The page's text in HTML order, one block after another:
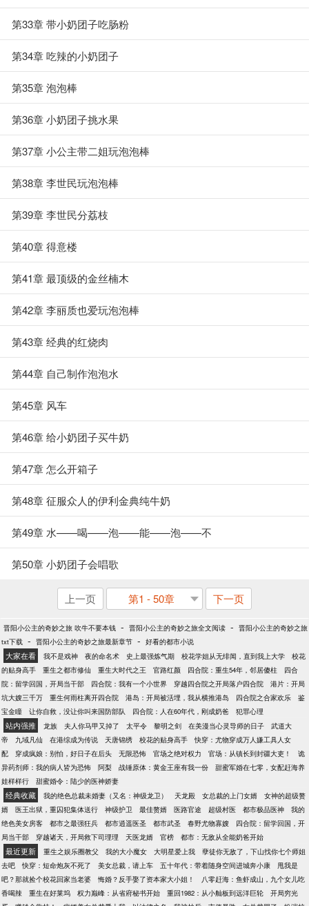
第33章 带小奶团子吃肠粉
第34章 吃辣的小奶团子
第35章 泡泡棒
第36章 小奶团子挑水果
第37章 小公主带二姐玩泡泡棒
第38章 李世民玩泡泡棒
第39章 李世民分荔枝
第40章 得意楼
第41章 最顶级的金丝楠木
第42章 李丽质也爱玩泡泡棒
第43章 经典的红烧肉
第44章 自己制作泡泡水
第45章 风车
第46章 给小奶团子买牛奶
第47章 怎么开箱子
第48章 征服众人的伊利金典纯牛奶
第49章 水——喝——泡——能——泡——不
第50章 小奶团子会唱歌
上一页 第1 - 50章 下一页
晋阳小公主的奇妙之旅 吹牛不要本钱 - 晋阳小公主的奇妙之旅全文阅读 - 晋阳小公主的奇妙之旅
txt下载 - 晋阳小公主的奇妙之旅最新章节 - 好看的都市小说
大家在看 我不是戏神 夜的命名术 史上最强炼气期 校花学姐从无绯闻，直到我上大学
校花
的贴身高手
重生之都市修仙 重生大时代之王 官路红颜 四合院：重生54年，邻居傻柱
四合
院：留学回国，开局当干部
四合院：我有一个小世界 穿越四合院之开局落户四合院
港片：开局
坑大嫂三千万
重生何雨柱离开四合院 港岛：开局被活埋，我从横推港岛 四合院之合家欢乐
鉴
宝金瞳
让你自救，没让你叫来国防部队 四合院：人在60年代，刚成奶爸 犯罪心理
站内强推 龙族 夫人你马甲又掉了 太平令 黎明之剑 在美漫当心灵导师的日子
武道大
帝
九域凡仙 在港综成为传说 天唐锦绣 校花的贴身高手
快穿：尤物穿成万人嫌工具人女
配
穿成疯娘：别怕，好日子在后头 无限恐怖 官场之绝对权力 官场：从镇长到封疆大吏！
诡
异药剂师：我的病人皆为恐怖
阿梨 战锤原体：黄金王座有我一份
甜蜜军婚在七零，女配赶海养
娃样样行
甜蜜婚令：陆少的医神娇妻
经典收藏 我的绝色总裁未婚妻（又名：神级龙卫） 天龙殿 女总裁的上门女婿
女神的超级赘
婿
医王出狱，重囚犯集体送行 神级护卫 最佳赘婿 医路官途 超级村医 都市极品医神
我的
绝色美女房客
都市之最强狂兵 都市逍遥医圣 都市武圣 春野尤物寡嫂
四合院：留学回国，开
局当干部
穿越诸天，开局救下司理理 天医龙婿 官榜 都市：无敌从全能奶爸开始
最近更新 重生之娱乐圈教父 我的大小魔女 大明星爱上我
孽徒你无敌了，下山找你七个师姐
去吧
快穿：短命炮灰不死了 美女总裁，请上车 五十年代：带着随身空间进城奔小康
甩我是
吧？那就捡个校花回家当老婆
悔婚？反手娶了资本家大小姐！
八零赶海：鱼虾成山，九个女儿吃
香喝辣
重生在好莱坞 权力巅峰：从省府秘书开始 重回1982：从小舢板到远洋巨轮
开局穷光